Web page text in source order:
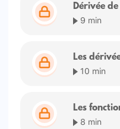
Dérivée
9 min
Les
10 min
Les
8 min